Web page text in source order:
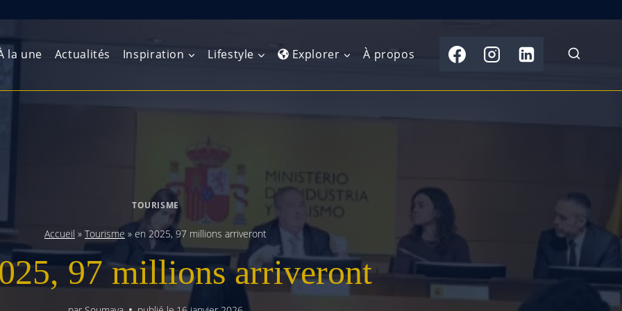
la une Actualités Inspiration Lifestyle Explorer
Europe de l’Est
Balkans
Amérique centrale
Antilles et Caraïbes
Amérique du Sud
Afrique de l’Ouest
Afrique de l’Est
Sous-continent
Asie du Sud-Est
À propos
TOURISME
Accueil » Tourisme » en 2025, 97 millions arriveront
97 millions arriveront